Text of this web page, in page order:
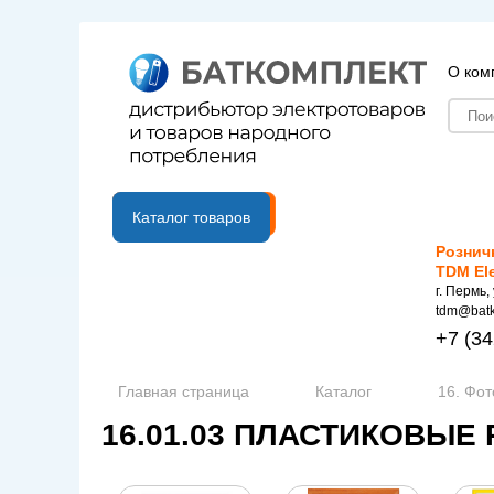
О
B2B портал
Каталог товаров
TDM
г. Пермь,
+7
Главная страница Каталог 16.
16.01.03 ПЛАСТИКОВЫЕ